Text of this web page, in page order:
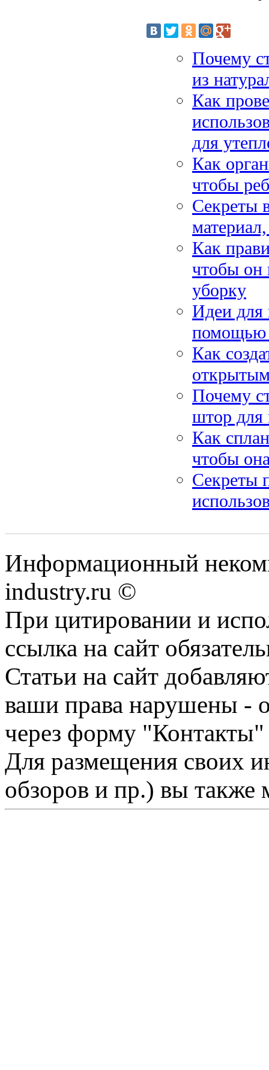
Почему
из
Как
для
Как
чтобы
Секреты
Как
чтобы он
уборку
Идеи для
помощью
Как
Почему
штор для
Как
чтобы
Секреты
Информационный
industry.ru ©
При цитировании и
ссылка на сайт
Статьи на сайт
ваши права нарушены -
через форму "Контакты"
Для размещения своих
обзоров и пр.) вы также